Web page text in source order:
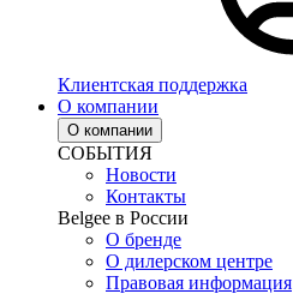
Клиентская поддержка
О компании
О компании
СОБЫТИЯ
Новости
Контакты
Belgee в России
О бренде
О дилерском центре
Правовая информация